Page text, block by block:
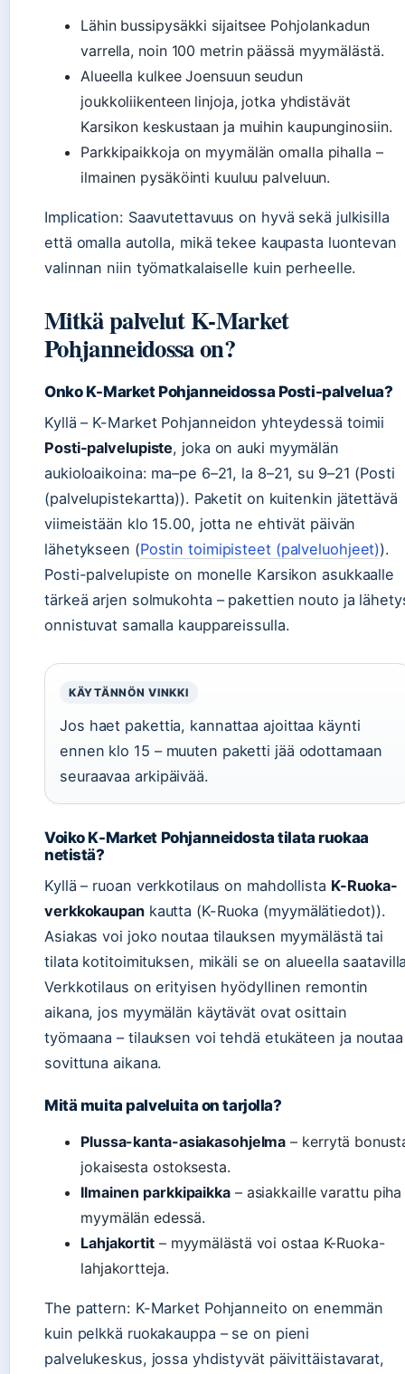
Lähin bussipysäkki sijaitsee Pohjolankadun
varrella, noin 100 metrin päässä myymälästä.
Alueella kulkee Joensuun seudun
joukkoliikenteen linjoja, jotka yhdistävät
Karsikon keskustaan ja muihin kaupunginosiin.
Parkkipaikkoja on myymälän omalla pihalla –
ilmainen pysäköinti kuuluu palveluun.
Implication: Saavutettavuus on hyvä sekä julkisilla
että omalla autolla, mikä tekee kaupasta luontevan
valinnan niin työmatkalaiselle kuin perheelle.
Mitkä palvelut K-Market
Pohjanneidossa on?
Onko K-Market Pohjanneidossa Posti-palvelua?
Kyllä – K-Market Pohjanneidon yhteydessä toimii
Posti-palvelupiste, joka on auki myymälän
aukioloaikoina: ma–pe 6–21, la 8–21, su 9–21 (Posti
(palvelupistekartta)). Paketit on kuitenkin jätettävä
viimeistään klo 15.00, jotta ne ehtivät päivän
lähetykseen (Postin toimipisteet (palveluohjeet)).
Posti-palvelupiste on monelle Karsikon asukkaalle
tärkeä arjen solmukohta – pakettien nouto ja
onnistuvat samalla kauppareissulla.
KÄYTÄNNÖN VINKKI
Jos haet pakettia, kannattaa ajoittaa käynti
ennen klo 15 – muuten paketti jää odottamaan
seuraavaa arkipäivää.
Voiko K-Market Pohjanneidosta tilata ruokaa
netistä?
Kyllä – ruoan verkkotilaus on mahdollista K-Ruoka-
verkkokaupankautta (K-Ruoka (myymälätiedot)).
Asiakas voi joko noutaa tilauksen myymälästä tai
tilata kotitoimituksen, mikäli se on alueella
Verkkotilaus on erityisen hyödyllinen remontin
aikana, jos myymälän käytävät ovat osittain
työmaana – tilauksen voi tehdä etukäteen ja noutaa
sovittuna aikana.
Mitä muita palveluita on tarjolla?
Plussa-kanta-asiakasohjelma – kerrytä
jokaisesta ostoksesta.
Ilmainen parkkipaikka– asiakkaille varattu piha
myymälän edessä.
Lahjakortit– myymälästä voi ostaa K-Ruoka-
lahjakortteja.
The pattern: K-Market Pohjanneito on enemmän
kuin pelkkä ruokakauppa – se on pieni
palvelukeskus, jossa yhdistyvät päivittäistavarat,